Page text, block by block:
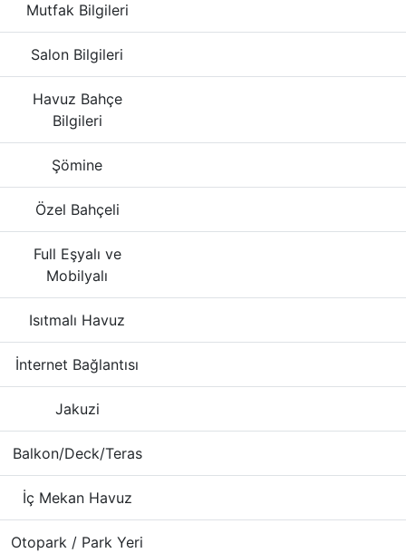
Mutfak Bilgileri
Salon Bilgileri
Havuz Bahçe
Bilgileri
Şömine
Özel Bahçeli
Full Eşyalı ve
Mobilyalı
Isıtmalı Havuz
İnternet Bağlantısı
Jakuzi
Balkon/Deck/Teras
İç Mekan Havuz
Otopark / Park Yeri